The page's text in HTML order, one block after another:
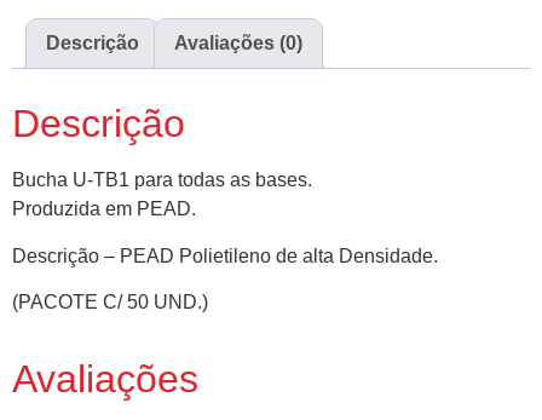
Descrição Avaliações (0)
Descrição
Bucha U-TB1 para todas as bases.
Produzida em PEAD.
Descrição – PEAD Polietileno de alta Densidade.
(PACOTE C/ 50 UND.)
Avaliações